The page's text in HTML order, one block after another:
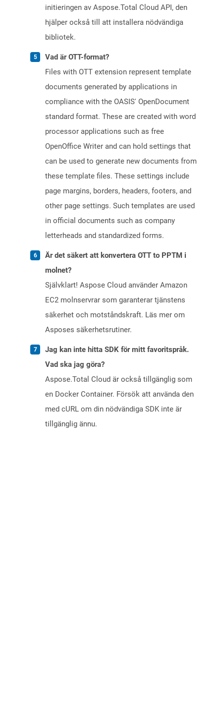
initieringen av Aspose.Total Cloud API, den
hjälper också till att installera nödvändiga
bibliotek.
Vad är OTT-format?
Files with OTT extension represent template
documents generated by applications in
compliance with the OASIS' OpenDocument
standard format. These are created with word
processor applications such as free
OpenOffice Writer and can hold settings that
can be used to generate new documents from
these template files. These settings include
page margins, borders, headers, footers, and
other page settings. Such templates are used
in official documents such as company
letterheads and standardized forms.
Är det säkert att konvertera OTT to PPTM i
molnet?
Självklart! Aspose Cloud använder Amazon
EC2 molnservrar som garanterar tjänstens
säkerhet och motståndskraft. Läs mer om
Asposes säkerhetsrutiner.
Jag kan inte hitta SDK för mitt favoritspråk.
Vad ska jag göra?
Aspose.Total Cloud är också tillgänglig som
en Docker Container. Försök att använda den
med cURL om din nödvändiga SDK inte är
tillgänglig ännu.